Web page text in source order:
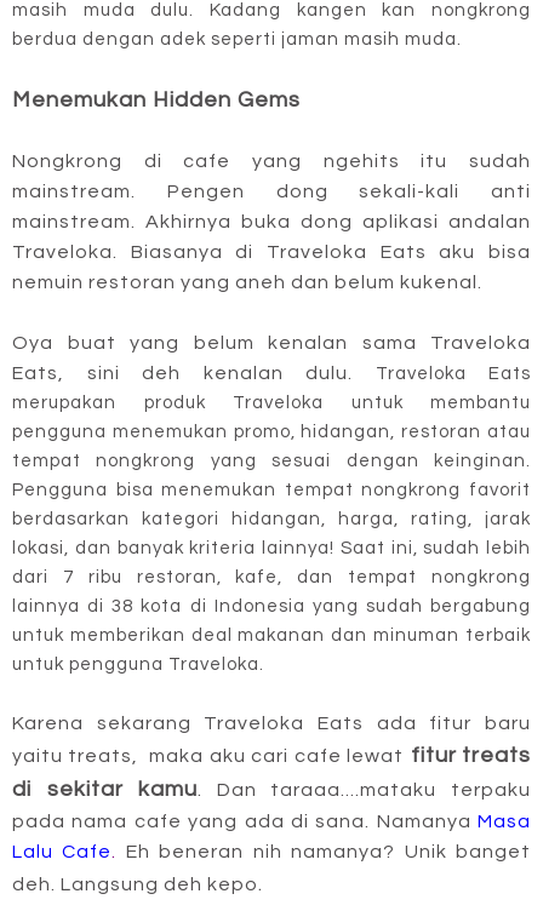
masih muda dulu. Kadang kangen kan nongkrong
berdua dengan adek seperti jaman masih muda.
Menemukan Hidden Gems
Nongkrong di cafe yang ngehits itu sudah
mainstream. Pengen dong sekali-kali anti
mainstream. Akhirnya buka dong aplikasi andalan
Traveloka. Biasanya di Traveloka Eats aku bisa
nemuin restoran yang aneh dan belum kukenal.
Oya buat yang belum kenalan sama Traveloka
Eats, sini deh kenalan dulu.
Traveloka Eats
merupakan produk Traveloka untuk membantu
pengguna menemukan promo, hidangan, restoran atau
tempat nongkrong yang sesuai dengan keinginan.
Pengguna bisa menemukan tempat nongkrong favorit
berdasarkan kategori hidangan, harga, rating, jarak
lokasi, dan banyak kriteria lainnya! Saat ini, sudah lebih
dari 7 ribu restoran, kafe, dan tempat nongkrong
lainnya di 38 kota di Indonesia yang sudah bergabung
untuk memberikan deal makanan dan minuman terbaik
untuk pengguna Traveloka.
Karena sekarang Traveloka Eats ada fitur baru
yaitu treats, maka aku cari cafe lewat fitur treats
di sekitar kamu . Dan taraaa....mataku terpaku
pada nama cafe yang ada di sana. Namanya Masa
Lalu Cafe
Eh beneran nih namanya? Unik banget
deh. Langsung deh kepo.